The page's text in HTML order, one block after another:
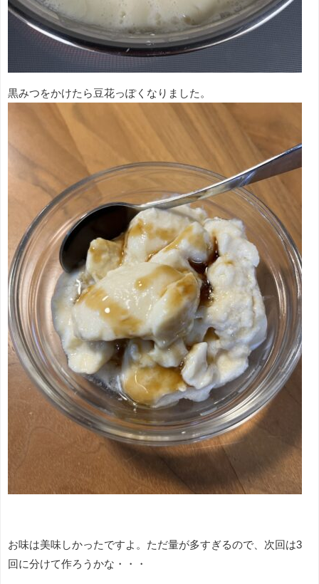
黒みつをかけたら豆花っぽくなりました。
お味は美味しかったですよ。ただ量が多すぎるので、次回は3
回に分けて作ろうかな・・・